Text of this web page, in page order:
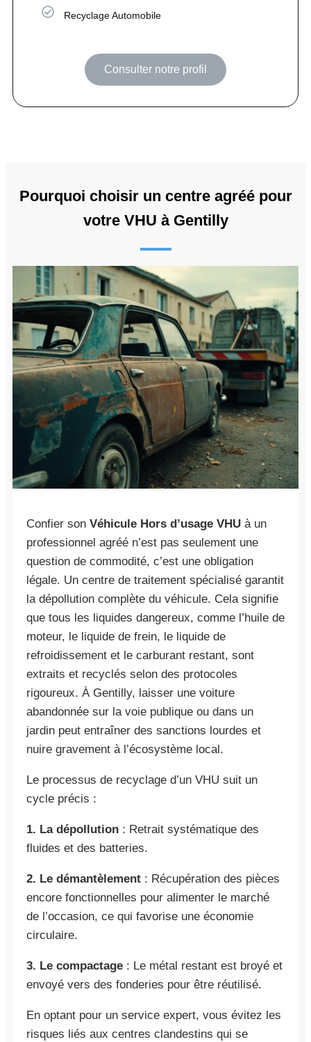
Recyclage Automobile
Consulter notre profil
Pourquoi choisir un centre agréé pour
votre VHU à Gentilly
Confier son Véhicule Hors d’usage VHU à un
professionnel agréé n’est pas seulement une
question de commodité, c’est une obligation
légale. Un centre de traitement spécialisé garantit
la dépollution complète du véhicule. Cela signifie
que tous les liquides dangereux, comme l’huile de
moteur, le liquide de frein, le liquide de
refroidissement et le carburant restant, sont
extraits et recyclés selon des protocoles
rigoureux. À Gentilly, laisser une voiture
abandonnée sur la voie publique ou dans un
jardin peut entraîner des sanctions lourdes et
nuire gravement à l’écosystème local.
Le processus de recyclage d’un VHU suit un
cycle précis :
1. La dépollution : Retrait systématique des
fluides et des batteries.
2. Le démantèlement : Récupération des pièces
encore fonctionnelles pour alimenter le marché
de l’occasion, ce qui favorise une économie
circulaire.
3. Le compactage : Le métal restant est broyé et
envoyé vers des fonderies pour être réutilisé.
En optant pour un service expert, vous évitez les
risques liés aux centres clandestins qui se